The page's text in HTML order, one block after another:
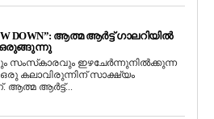
DOWN”: ആത്മ ആർട്ട് ഗാലറിയിൽ
ഒരുങ്ങുന്നു
സംസ്‌കാരവും ഇഴചേർന്നുനിൽക്കുന്ന
ഒരു കലാവിരുന്നിന് സാക്ഷ്യം
ആത്മ ആർട്ട്...